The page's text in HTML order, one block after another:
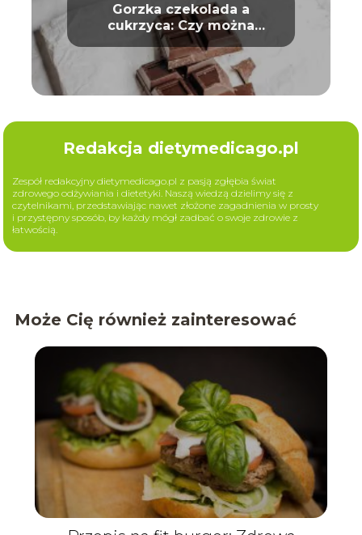
Gorzka czekolada a
cukrzyca: Czy można
bezpiecznie ją jeść?
Redakcja dietymedicago.pl
Zespół redakcyjny dietymedicago.pl z pasją zgłębia świat
zdrowego odżywiania i dietetyki. Naszą wiedzą dzielimy się z
czytelnikami, przedstawiając nawet złożone zagadnienia w prosty
i przystępny sposób, by każdy mógł zadbać o swoje zdrowie z
łatwością.
Może Cię również zainteresować